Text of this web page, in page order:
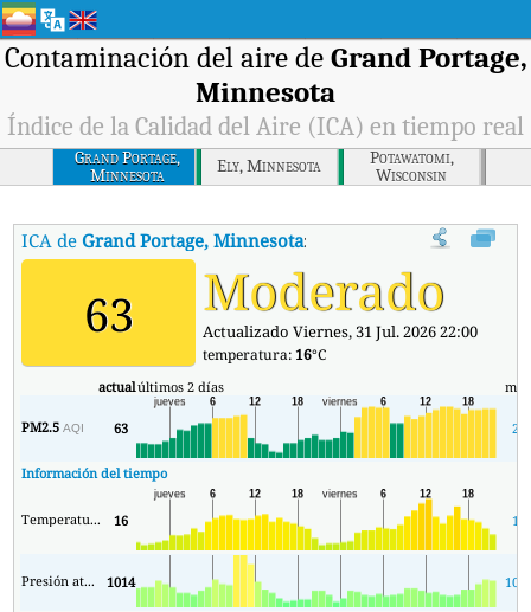
Contaminación del aire de Grand Portage,
Minnesota
Índice de la Calidad del Aire (ICA) en tiempo real
Grand Portage,
Minnesota
Ely, Minnesota
Potawatomi,
Wisconsin
ICA deGrand Portage, Minnesota: Índice de la Calidad del Aire
63 Moderado
Actualizado Viernes, 31 Jul. 2026 22:00
temperatura: 16°C
actualúltimos 2 días
PM2.5AQI 63 21
Información del tiempo
Temperatura. 16 13
Presión atmosférica 1014